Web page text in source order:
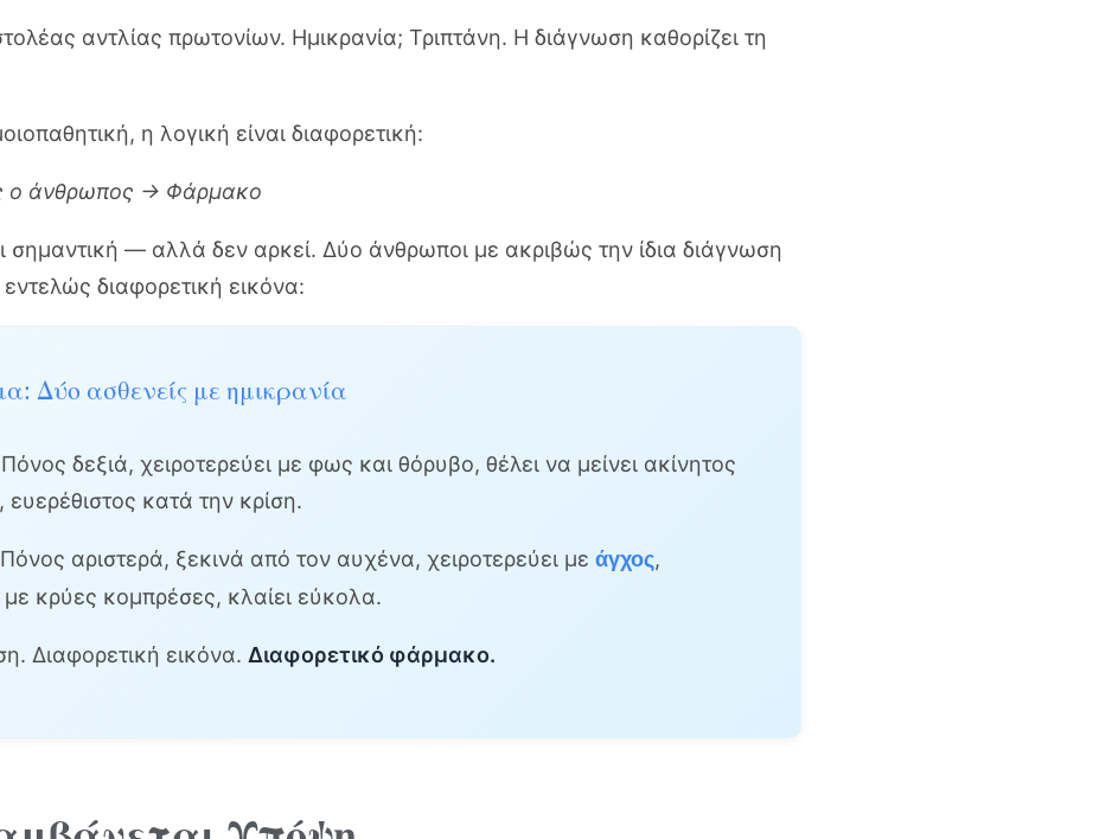
αντλίας πρωτονίων. Ημικρανία; Τριπτάνη. Η διάγνωση καθορίζει τη
η λογική είναι διαφορετική:
ο άνθρωπος → Φάρμακο
σημαντική — αλλά δεν αρκεί. Δύο άνθρωποι με ακριβώς την ίδια διάγνωση
διαφορετική εικόνα:
Δύο ασθενείς με ημικρανία
Πόνος δεξιά, χειροτερεύει με φως και θόρυβο, θέλει να μείνει ακίνητος
ευερέθιστος κατά την κρίση.
Πόνος αριστερά, ξεκινά από τον αυχένα, χειροτερεύει με άγχος,
με κρύες κομπρέσες, κλαίει εύκολα.
Διαφορετική εικόνα. Διαφορετικό φάρμακο.